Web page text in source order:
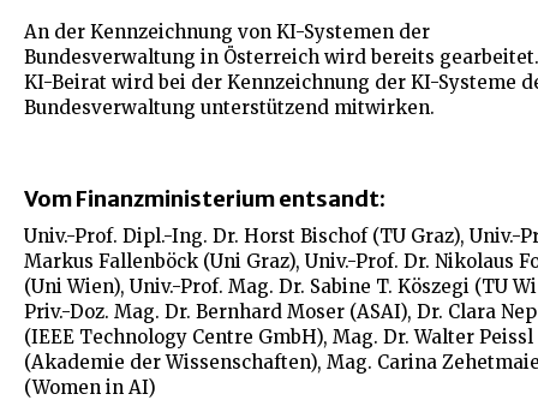
An der Kennzeichnung von KI-Systemen der
Bundesverwaltung in Österreich wird bereits
KI-Beirat wird bei der Kennzeichnung der KI-Systeme
Bundesverwaltung unterstützend mitwirken.
Vom Finanzministerium entsandt:
Univ.-Prof. Dipl.-Ing. Dr. Horst Bischof (TU Graz), Univ.-
Markus Fallenböck (Uni Graz), Univ.-Prof. Dr. Nikolaus
(Uni Wien), Univ.-Prof. Mag. Dr. Sabine T. Köszegi (TU
Priv.-Doz. Mag. Dr. Bernhard Moser (ASAI), Dr. Clara
(IEEE Technology Centre GmbH), Mag. Dr. Walter Peissl
(Akademie der Wissenschaften), Mag. Carina
(Women in AI)